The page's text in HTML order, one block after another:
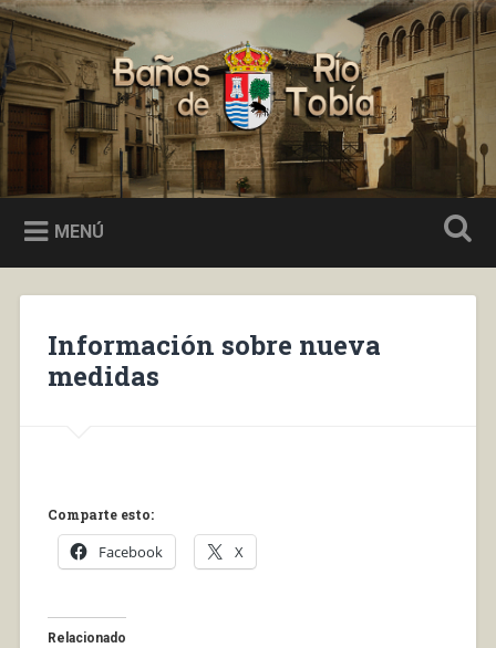
Saltar
al
contenido
Buscar
Baños de Río Tobía
MENÚ
Información sobre nueva
medidas
Comparte esto:
Facebook X
Relacionado